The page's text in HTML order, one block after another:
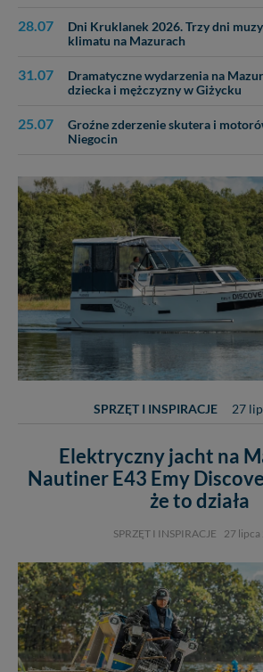
28.07
Dni Kruklanek 2026. Trzy dni
klimatu na Mazurach
31.07
Dramatyczne wydarzenia na
dziecka i mężczyzny w Giżycku
25.07
Groźne zderzenie skutera i
Niegocin
SPRZĘT I INSPIRACJE 27
Elektryczny jacht na
Nautiner E43 Emy
że to działa
SPRZĘT I INSPIRACJE 27 lipca